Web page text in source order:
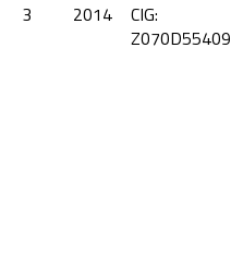
3
2014
CIG:
Z070D55409